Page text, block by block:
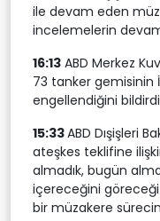
ile devam eden
incelemelerin
16:13 ABD Merkez
73 tanker gemisinin
engellendiğini
15:33ABD Dışişleri
ateşkes teklifine
almadık, bugün
içereceğini
bir müzakere